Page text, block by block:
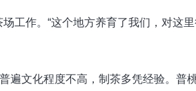
工作。“这个地方养育了我们，对这
遍文化程度不高，制茶多凭经验。普